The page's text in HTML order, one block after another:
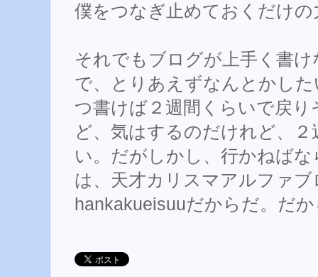
僕をつなぎ止めておくだけの
それでもブログが上手く書
で、とりあえずなんとかし
つ書けば２週間くらいで戻
ど、気はするのだけれど、
い。だがしかし、行かねば
は、天才カリスマアルファ
hankakueisuuだからだ。だ